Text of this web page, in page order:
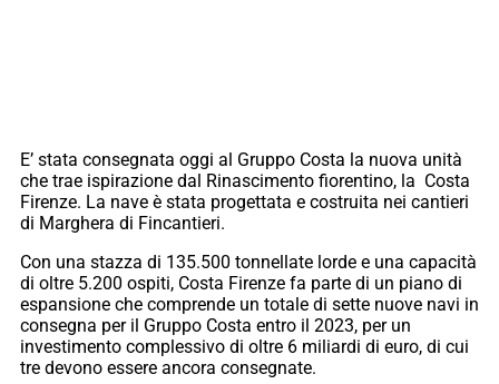
E’ stata consegnata oggi al Gruppo Costa la nuova unità
che trae ispirazione dal Rinascimento fiorentino, la Costa
Firenze. La nave è stata progettata e costruita nei cantieri
di Marghera di Fincantieri.
Con una stazza di 135.500 tonnellate lorde e una capacità
di oltre 5.200 ospiti, Costa Firenze fa parte di un piano di
espansione che comprende un totale di sette nuove navi in
consegna per il Gruppo Costa entro il 2023, per un
investimento complessivo di oltre 6 miliardi di euro, di cui
tre devono essere ancora consegnate.